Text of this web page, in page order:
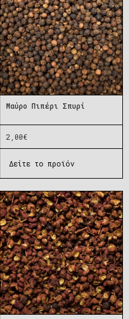
Μαύρο Πιπέρι Σπυρί
2,00€
Δείτε το προϊόν